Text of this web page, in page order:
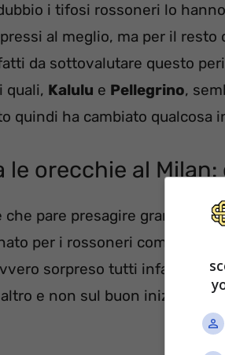
i tifosi rossoneri lo
al meglio, ma per il resto
da sottovalutare questo
quali, Kalulu e Pellegrino,
quindi ha cambiato
le orecchie al
che pare presagire grandi
per i rossoneri come quello
sorpreso tutti infatti
altro e non sul buon inizio di